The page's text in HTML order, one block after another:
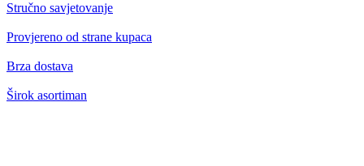
Stručno savjetovanje
Provjereno od strane kupaca
Brza dostava
Širok asortiman